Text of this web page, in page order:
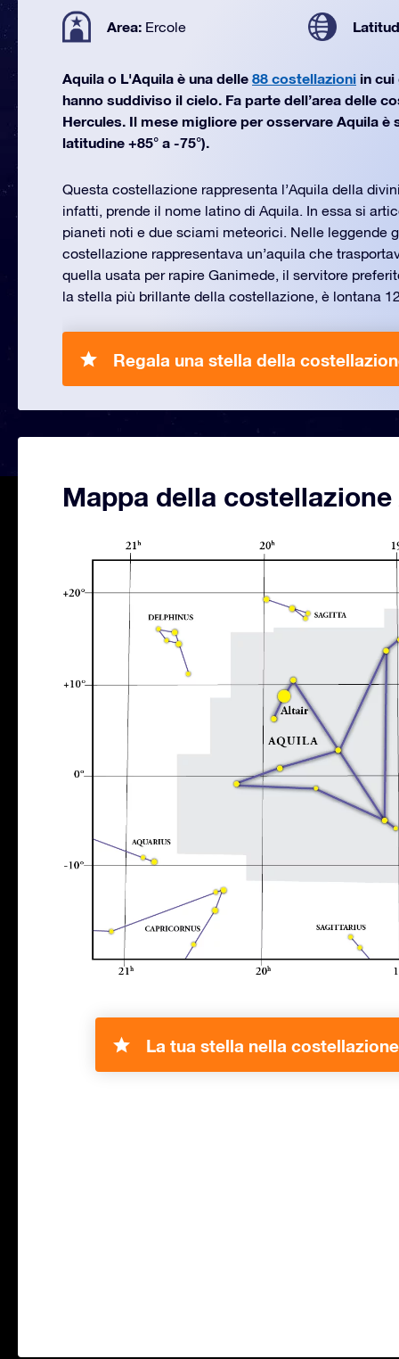
Area: Ercole
Aquila o L'Aquila è una delle 88 costellazioni in
hanno suddiviso il cielo. Fa parte dell’area delle
Hercules. Il mese migliore per osservare Aquila è
latitudine +85° a -75°).
Questa costellazione rappresenta l’Aquila della
infatti, prende il nome latino di Aquila. In essa si
pianeti noti e due sciami meteorici. Nelle leggende
costellazione rappresentava un’aquila che
quella usata per rapire Ganimede, il servitore
la stella più brillante della costellazione, è lontana
Regala una stella della
Mappa della
La tua stella nella